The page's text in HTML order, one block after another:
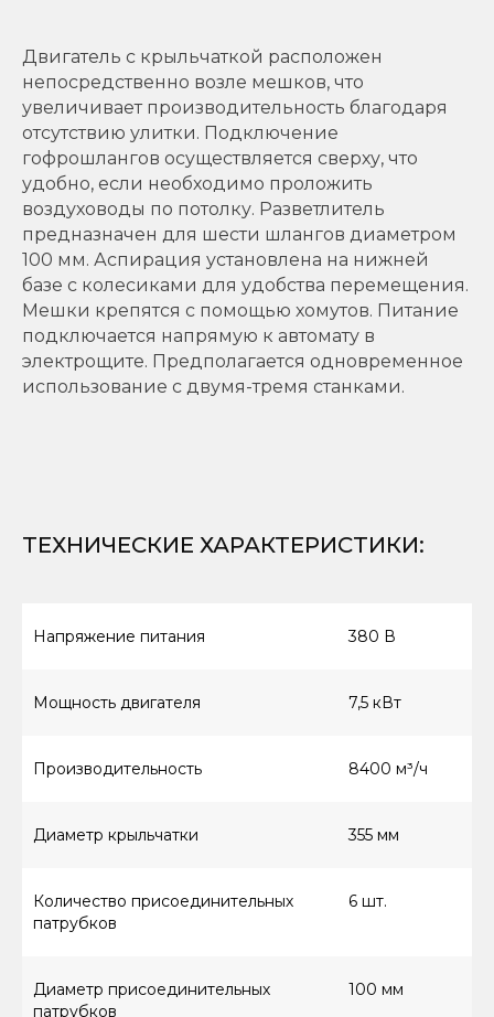
Двигатель с крыльчаткой расположен
непосредственно возле мешков, что
увеличивает производительность благодаря
отсутствию улитки. Подключение
гофрошлангов осуществляется сверху, что
удобно, если необходимо проложить
воздуховоды по потолку. Разветлитель
предназначен для шести шлангов диаметром
100 мм. Аспирация установлена на нижней
базе с колесиками для удобства перемещения.
Мешки крепятся с помощью хомутов. Питание
подключается напрямую к автомату в
электрощите. Предполагается одновременное
использование с двумя-тремя станками.
ТЕХНИЧЕСКИЕ ХАРАКТЕРИСТИКИ:
Напряжение питания 380 В
Мощность двигателя 7,5 кВт
Производительность 8400 м³/ч
Диаметр крыльчатки 355 мм
Количество присоединительных
патрубков
6 шт.
Диаметр присоединительных
патрубков
100 мм